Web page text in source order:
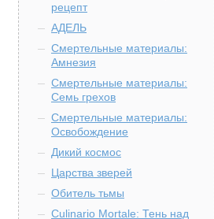
рецепт
АДЕЛЬ
Смертельные материалы:
Амнезия
Смертельные материалы:
Семь грехов
Смертельные материалы:
Освобождение
Дикий космос
Царства зверей
Обитель тьмы
Culinario Mortale: Тень над